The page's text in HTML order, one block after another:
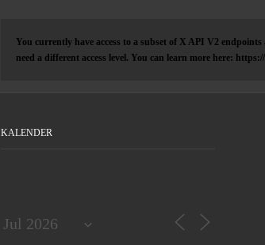
You currently have access to a subset of X API V2
need a different access level. You can learn more here:
KALENDER